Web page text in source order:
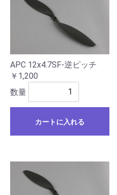
APC 12x4.7SF-逆ピッチ
￥1,200
数量
カートに入れる